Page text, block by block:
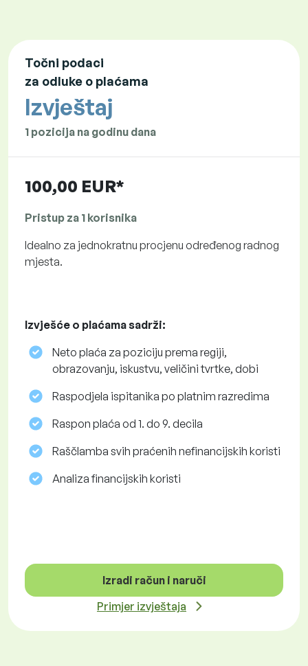
Točni podaci
za odluke o plaćama
Izvještaj
1 pozicija na godinu dana
100,00 EUR*
Pristup za 1 korisnika
Idealno za jednokratnu procjenu određenog radnog
mjesta.
Izvješće o plaćama sadrži:
Neto plaća za poziciju prema regiji,
obrazovanju, iskustvu, veličini tvrtke, dobi
Raspodjela ispitanika po platnim razredima
Raspon plaća od 1. do 9. decila
Raščlamba svih praćenih nefinancijskih koristi
Analiza financijskih koristi
Izradi račun i naruči
Primjer izvještaja